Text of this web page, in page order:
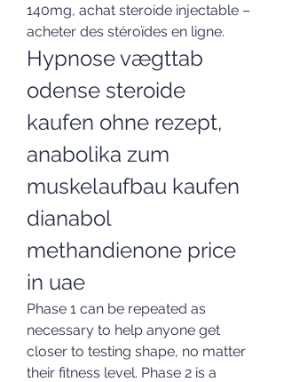
140mg, achat steroide injectable –
acheter des stéroïdes en ligne.
Hypnose vægttab
odense steroide
kaufen ohne rezept,
anabolika zum
muskelaufbau kaufen
dianabol
methandienone price
in uae
Phase 1 can be repeated as
necessary to help anyone get
closer to testing shape, no matter
their fitness level. Phase 2 is a